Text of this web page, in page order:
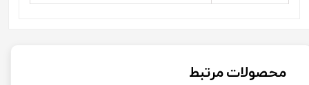
محصولات مرتبط